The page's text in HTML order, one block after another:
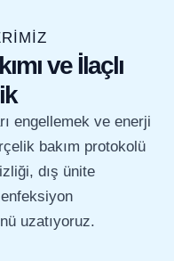
ve İlaçlı
engellemek ve enerji
bakım protokolü
dış ünite
uzatıyoruz.